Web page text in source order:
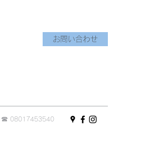
お問い合わせ
☎︎ 08017453540